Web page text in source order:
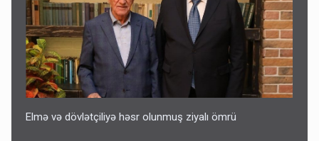
Elmə və dövlətçiliyə həsr olunmuş ziyalı ömrü